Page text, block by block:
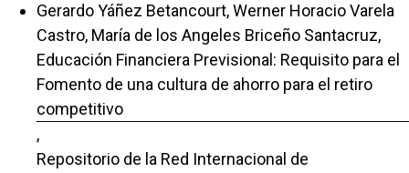
Gerardo Yáñez Betancourt, Werner Horacio Varela
Castro, María de los Angeles Briceño Santacruz,
Educación Financiera Previsional: Requisito para el
Fomento de una cultura de ahorro para el retiro
competitivo
,
Repositorio de la Red Internacional de